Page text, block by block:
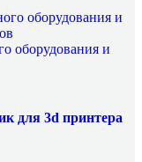
для 3d принтера